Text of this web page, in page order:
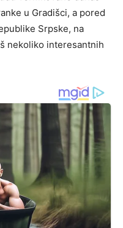
u Gradišci, a pored
Srpske, na
nekoliko interesantnih